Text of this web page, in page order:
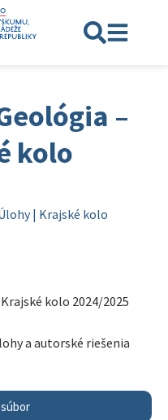
–
kolo
| Krajské kolo
kolo 2024/2025
a autorské riešenia